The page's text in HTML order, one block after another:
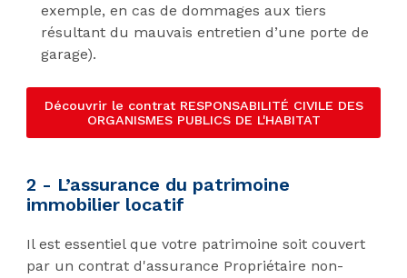
exemple, en cas de dommages aux tiers
résultant du mauvais entretien d’une porte de
garage).
Découvrir le contrat RESPONSABILITÉ CIVILE DES
ORGANISMES PUBLICS DE L'HABITAT
2 - L’assurance du patrimoine
immobilier locatif
Il est essentiel que votre patrimoine soit couvert
par un contrat d'assurance Propriétaire non-